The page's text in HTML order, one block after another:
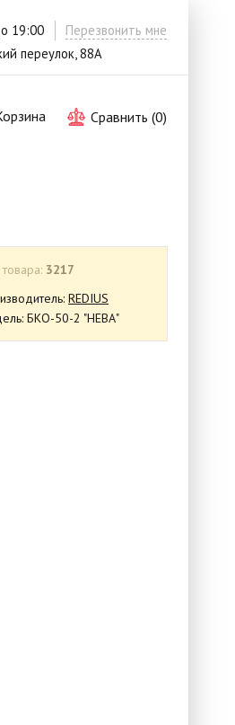
19:00
Перезвонить мне
переулок, 88А
Сравнить (0)
3217
REDIUS
БКО-50-2 "НЕВА"